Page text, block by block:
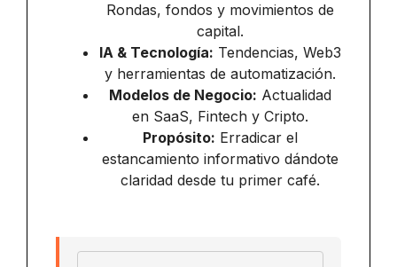
Rondas, fondos y movimientos de
capital.
IA & Tecnología: Tendencias, Web3
y herramientas de automatización.
Modelos de Negocio: Actualidad
en SaaS, Fintech y Cripto.
Propósito: Erradicar el
estancamiento informativo dándote
claridad desde tu primer café.